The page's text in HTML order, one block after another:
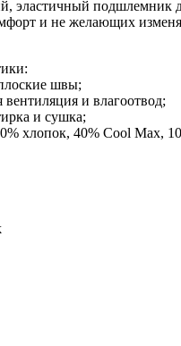
эластичный подшлемник
и не желающих
швы;
и влагоотвод;
и сушка;
хлопок, 40% Cool Max,